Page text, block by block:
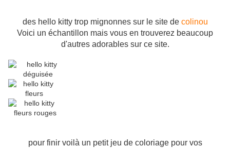
des hello kitty trop mignonnes sur le site de colinou
Voici un échantillon mais vous en trouverez beaucoup
d'autres adorables sur ce site.
pour finir voilà un petit jeu de coloriage pour vos